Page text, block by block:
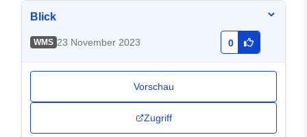
Blick
WMS 23 November 2023 0
Vorschau
Zugriff